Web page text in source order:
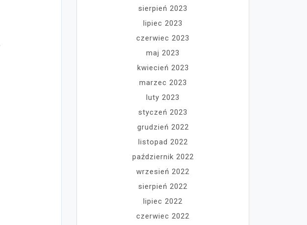
sierpień 2023
lipiec 2023
czerwiec 2023
maj 2023
kwiecień 2023
marzec 2023
luty 2023
styczeń 2023
grudzień 2022
listopad 2022
październik 2022
wrzesień 2022
sierpień 2022
lipiec 2022
czerwiec 2022